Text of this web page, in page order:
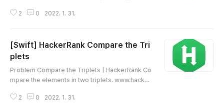
Source Code HTML 삽입 미리보기할 수 없는 소스
2 0 2022. 1. 31.
[Swift] HackerRank Compare the Tri
plets
Problem Compare the Triplets | HackerRank Co
mpare the elements in two triplets. www.hacker
없는 소스
2 0 2022. 1. 31.